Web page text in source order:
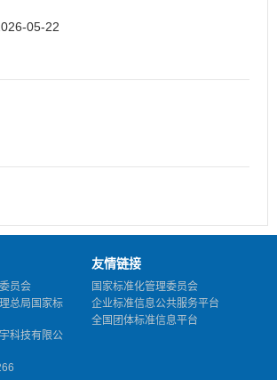
05-22
员会
总局国家标
科技有限公
友情链接
国家标准化管理委员会
企业标准信息公共服务平台
全国团体标准信息平台